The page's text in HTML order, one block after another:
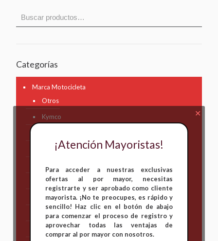
Categorías
Marca Motocicleta
Otros
Kymco
Honda
KAWASAKI
Suzuki
✕
¡Atención Mayoristas!
Para acceder a nuestras exclusivas
ofertas al por mayor, necesitas
registrarte y ser aprobado como cliente
mayorista. ¡No te preocupes, es rápido y
sencillo! Haz clic en el botón de abajo
para comenzar el proceso de registro y
aprovechar todas las ventajas de
comprar al por mayor con nosotros.